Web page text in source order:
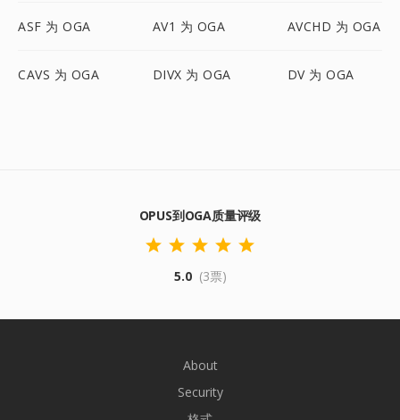
ASF 为 OGA AV1 为 OGA AVCHD 为 OGA
CAVS 为 OGA DIVX 为 OGA DV 为 OGA
OPUS到OGA质量评级
5.0 (3票)
About
Security